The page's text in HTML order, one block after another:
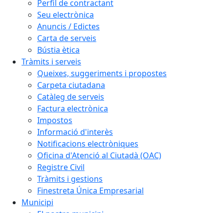
Perfil de contractant
Seu electrònica
Anuncis / Edictes
Carta de serveis
Bústia ètica
Tràmits i serveis
Queixes, suggeriments i propostes
Carpeta ciutadana
Catàleg de serveis
Factura electrònica
Impostos
Informació d'interès
Notificacions electròniques
Oficina d'Atenció al Ciutadà (OAC)
Registre Civil
Tràmits i gestions
Finestreta Única Empresarial
Municipi